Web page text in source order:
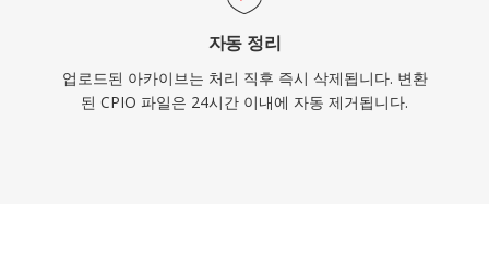
자동 정리
업로드된 아카이브는 처리 직후 즉시 삭제됩니다. 변환
된 CPIO 파일은 24시간 이내에 자동 제거됩니다.